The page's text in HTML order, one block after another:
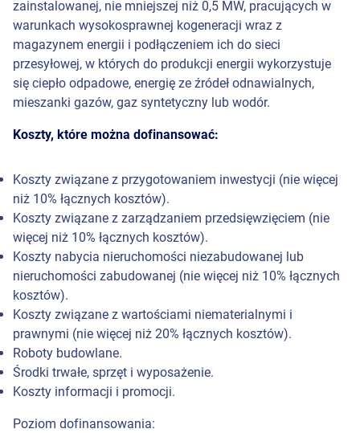
zainstalowanej, nie mniejszej niż 0,5 MW, pracujących w
warunkach wysokosprawnej kogeneracji wraz z
magazynem energii i podłączeniem ich do sieci
przesyłowej, w których do produkcji energii wykorzystuje
się ciepło odpadowe, energię ze źródeł odnawialnych,
mieszanki gazów, gaz syntetyczny lub wodór.
Koszty, które można dofinansować:
Koszty związane z przygotowaniem inwestycji (nie więcej
niż 10% łącznych kosztów).
Koszty związane z zarządzaniem przedsięwzięciem (nie
więcej niż 10% łącznych kosztów).
Koszty nabycia nieruchomości niezabudowanej lub
nieruchomości zabudowanej (nie więcej niż 10% łącznych
kosztów).
Koszty związane z wartościami niematerialnymi i
prawnymi (nie więcej niż 20% łącznych kosztów).
Roboty budowlane.
Środki trwałe, sprzęt i wyposażenie.
Koszty informacji i promocji.
Poziom dofinansowania: